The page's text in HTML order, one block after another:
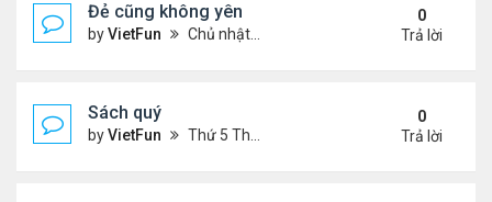
Đẻ cũng không yên
byVietFun Chủ nhật Tháng 12 12, 2021 10:54 pm
0
Trả lời
Sách quý
byVietFun Thứ 5 Tháng 12 09, 2021 11:54 am
0
Trả lời